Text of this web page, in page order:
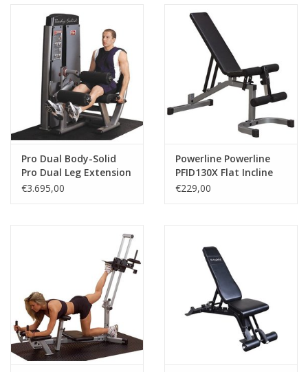
Contact
Pro Dual Body-Solid
Pro Dual Leg Extension
and Curl Machine
€3.695,00
Powerline Powerline
PFID130X Flat Incline
Decline Bench
€229,00